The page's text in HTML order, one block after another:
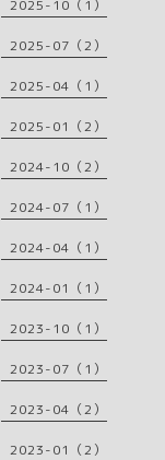
2025-10（1）
2025-07（2）
2025-04（1）
2025-01（2）
2024-10（2）
2024-07（1）
2024-04（1）
2024-01（1）
2023-10（1）
2023-07（1）
2023-04（2）
2023-01（2）